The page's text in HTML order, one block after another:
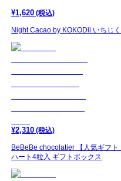
¥1,620 (税込)
Night Cacao by KOKODii いちじ
¥2,310 (税込)
BeBeBe chocolatier 【人気ギフ
ハート4粒入 ギフトボックス